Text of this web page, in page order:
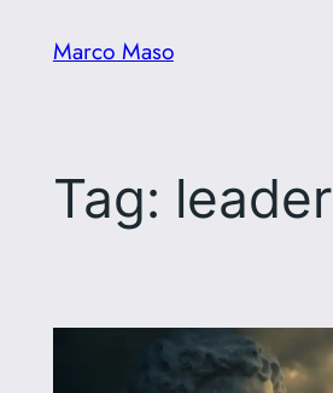
Marco Maso
Tag: leader